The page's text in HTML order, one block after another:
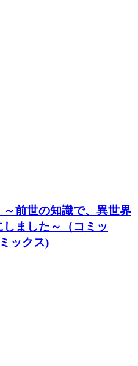
前世の知識で、異世界
ました～（コミッ
ックス)